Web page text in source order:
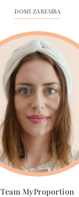
DOMI ZAREMBA
Team MyProportion